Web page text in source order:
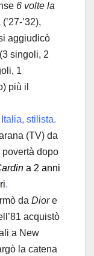
6 volte la
’32),
aggiudicò
(3 singoli, 2
1
più il
stilista.
(TV) da
dopo
a 2 anni
.
da Diore
acquistò
a New
la catena